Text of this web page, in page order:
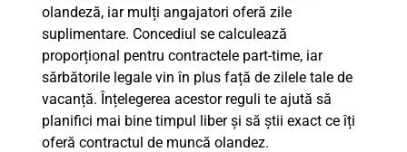
olandeză, iar mulți angajatori oferă zile
suplimentare. Concediul se calculează
proporțional pentru contractele part-time, iar
sărbătorile legale vin în plus față de zilele tale de
vacanță. Înțelegerea acestor reguli te ajută să
planifici mai bine timpul liber și să știi exact ce îți
oferă contractul de muncă olandez.